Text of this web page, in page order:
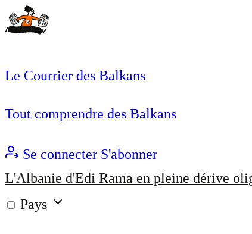
Le Courrier des Balkans
Tout comprendre des Balkans
Se connecter S'abonner
L'Albanie d'Edi Rama en pleine dérive
Pays